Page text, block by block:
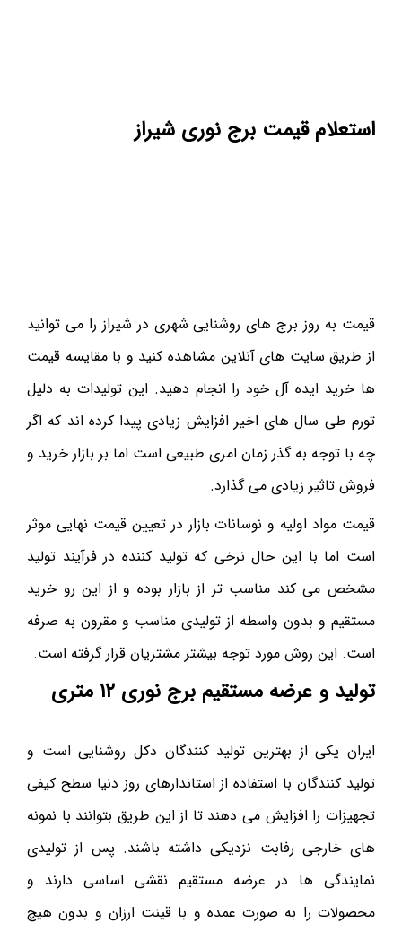
استعلام قیمت برج نوری شیراز
قیمت به روز برج های روشنایی شهری در شیراز را می توانید
از طریق سایت های آنلاین مشاهده کنید و با مقایسه قیمت
ها خرید ایده آل خود را انجام دهید. این تولیدات به دلیل
تورم طی سال های اخیر افزایش زیادی پیدا کرده اند که اگر
چه با توجه به گذر زمان امری طبیعی است اما بر بازار خرید و
فروش تاثیر زیادی می گذارد.
قیمت مواد اولیه و نوسانات بازار در تعیین قیمت نهایی موثر
است اما با این حال نرخی که تولید کننده در فرآیند تولید
مشخص می کند مناسب تر از بازار بوده و از این رو خرید
مستقیم و بدون واسطه از تولیدی مناسب و مقرون به صرفه
است. این روش مورد توجه بیشتر مشتریان قرار گرفته است.
تولید و عرضه مستقیم برج نوری ۱۲ متری
ایران یکی از بهترین تولید کنندگان دکل روشنایی است و
تولید کنندگان با استفاده از استاندارهای روز دنیا سطح کیفی
تجهیزات را افزایش می دهند تا از این طریق بتوانند با نمونه
های خارجی رفابت نزدیکی داشته باشند. پس از تولیدی
نمایندگی ها در عرضه مستقیم نقشی اساسی دارند و
محصولات را به صورت عمده و با قینت ارزان و بدون هیچ